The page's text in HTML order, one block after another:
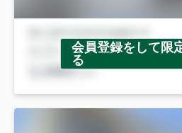
会員登録をして限
る